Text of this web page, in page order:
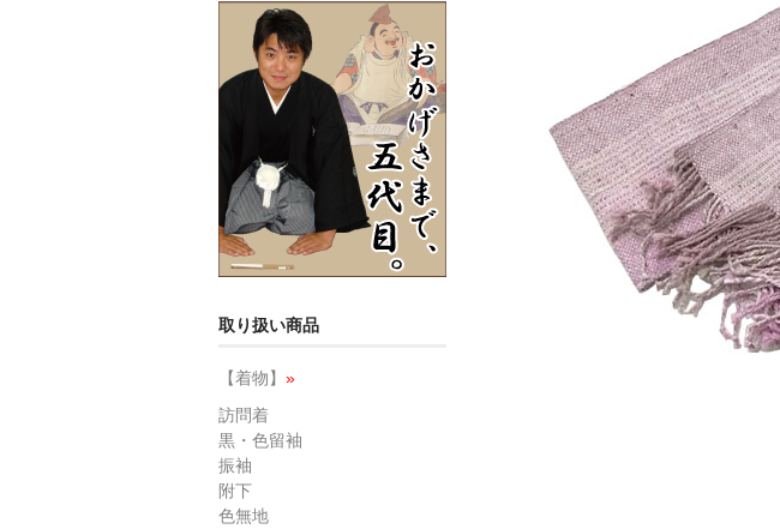
取り扱い商品
【着物】 »
訪問着
黒・色留袖
振袖
附下
色無地